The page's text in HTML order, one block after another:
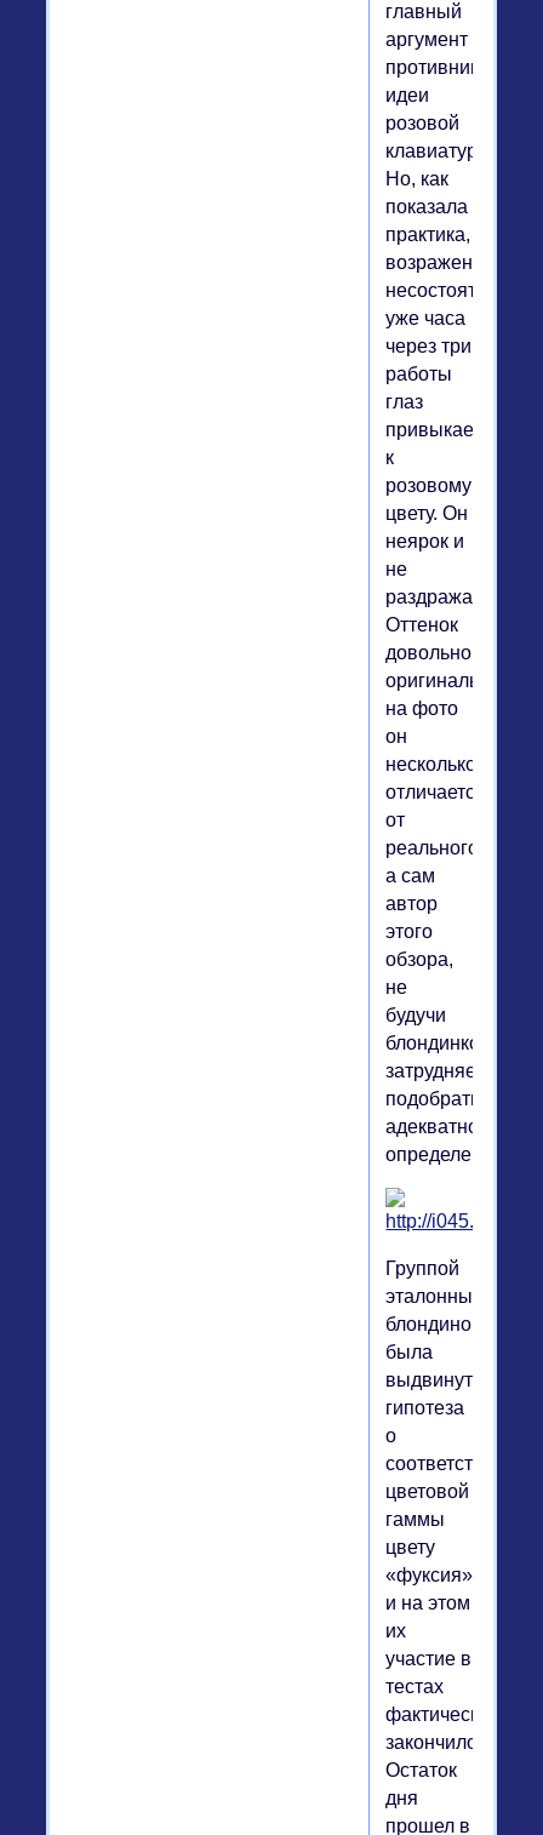
главный
аргумент
противников
идеи
розовой
клавиатуры.
Но, как
показала
практика,
возражение
несостоятельно:
уже часа
через три
работы
глаз
привыкает
к
розовому
цвету. Он
неярок и
не
раздражает.
Оттенок
довольно
оригинальный,
на фото
он
несколько
отличается
от
реального,
а сам
автор
этого
обзора,
не
будучи
блондинкой,
затрудняется
подобрать
адекватное
определение.
Группой
эталонных
блондинок
была
выдвинута
гипотеза
о
соответствии
цветовой
гаммы
цвету
«фуксия»,
и на этом
их
участие в
тестах
фактически
закончилось.
Остаток
дня
прошел в